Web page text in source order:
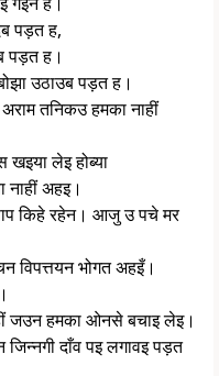
पड़त ह,
ह।
उठाउब पड़त ह।
तनिकउ हमका नाहीं
लेइ होब्या
अहइ।
किहे रहेन। आजु उ पचे मर
विपत्तयन भोगत अहइँ।
जउन हमका ओनसे बचाइ लेइ।
दाँव पइ लगावइ पड़त